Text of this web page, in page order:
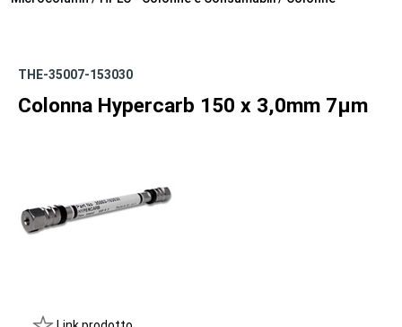
THE-35007-153030
Colonna Hypercarb 150 x 3,0mm 7µm